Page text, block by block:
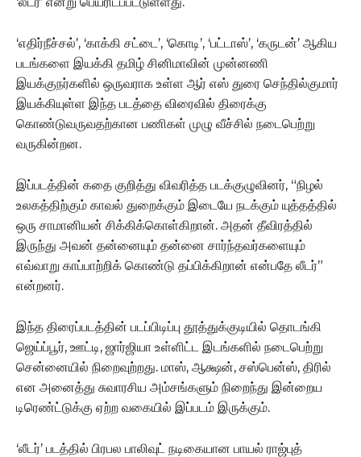
‘எதிர்நீச்சல்’, ‘காக்கி சட்டை’, ‘கொடி’, ‘பட்டாஸ்’, ‘கருடன்’ ஆகிய
படங்களை இயக்கி தமிழ் சினிமாவின் முன்னணி
இயக்குநர்களில் ஒருவராக உள்ள ஆர் எஸ் துரை செந்தில்குமார்
இயக்கியுள்ள இந்த படத்தை விரைவில் திரைக்கு
கொண்டுவருவதற்கான பணிகள் முழு வீச்சில் நடைபெற்று
வருகின்றன.
இப்படத்தின் கதை குறித்து விவரித்த படக்குழுவினர், “நிழல்
உலகத்திற்கும் காவல் துறைக்கும் இடையே நடக்கும் யுத்தத்தில்
ஒரு சாமானியன் சிக்கிக்கொள்கிறான். அதன் தீவிரத்தில்
இருந்து அவன் தன்னையும் தன்னை சார்ந்தவர்களையும்
எவ்வாறு காப்பாற்றிக் கொண்டு தப்பிக்கிறான் என்பதே லீடர்”
என்றனர்.
இந்த திரைப்படத்தின் படப்பிடிப்பு தூத்துக்குடியில் தொடங்கி
ஜெய்ப்பூர், ஊட்டி, ஜார்ஜியா உள்ளிட்ட இடங்களில் நடைபெற்று
சென்னையில் நிறைவுற்றது. மாஸ், ஆக்ஷன், சஸ்பென்ஸ், திரில்
என அனைத்து சுவாரசிய அம்சங்களும் நிறைந்து இன்றைய
டிரெண்ட்டுக்கு ஏற்ற வகையில் இப்படம் இருக்கும்.
‘லீடர்’ படத்தில் பிரபல பாலிவுட் நடிகையான பாயல் ராஜ்புத்